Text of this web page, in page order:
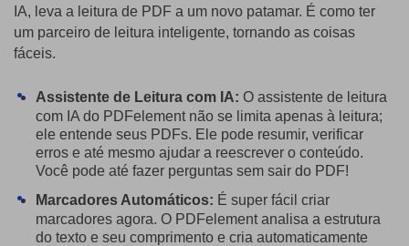
IA, leva a leitura de PDF a um novo patamar. É como ter
um parceiro de leitura inteligente, tornando as coisas
fáceis.
Assistente de Leitura com IA: O assistente de leitura
com IA do PDFelement não se limita apenas à leitura;
ele entende seus PDFs. Ele pode resumir, verificar
erros e até mesmo ajudar a reescrever o conteúdo.
Você pode até fazer perguntas sem sair do PDF!
Marcadores Automáticos: É super fácil criar
marcadores agora. O PDFelement analisa a estrutura
do texto e seu comprimento e cria automaticamente